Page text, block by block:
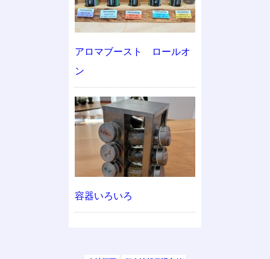
アロマブースト ロールオ
ン
容器いろいろ